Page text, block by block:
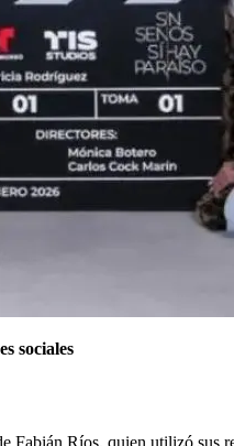
sociales
Fabián Ríos, quien utilizó